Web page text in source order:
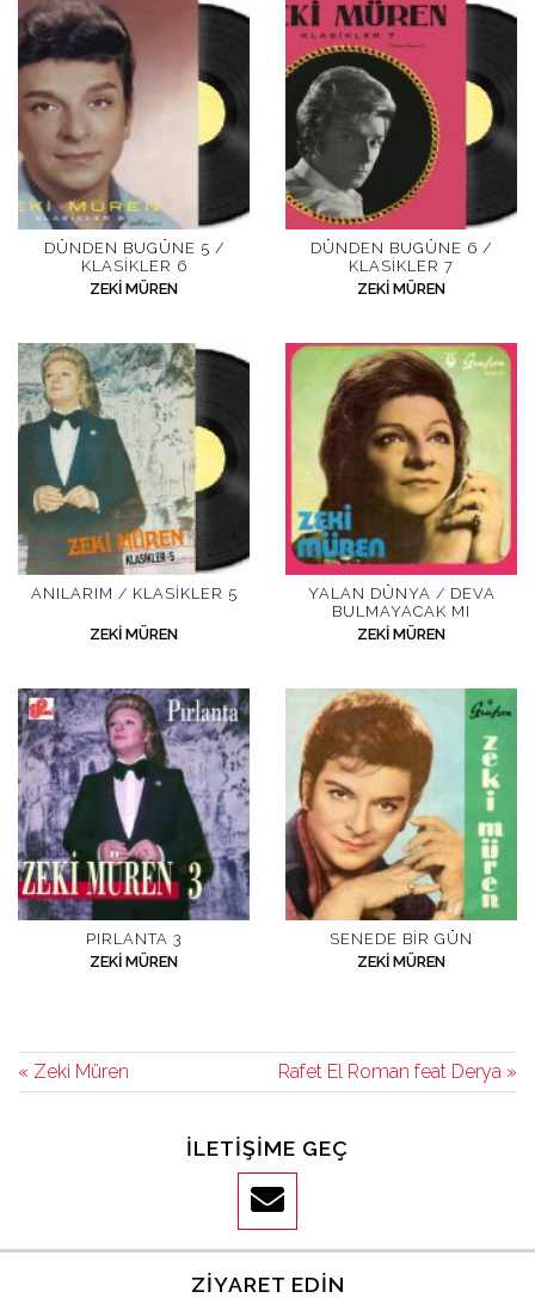
DÜNDEN BUGÜNE 5 /
KLASIKLER 6
ZEKI MÜREN
DÜNDEN BUGÜNE 6 /
KLASIKLER 7
ZEKI MÜREN
ANILARIM / KLASIKLER 5
ZEKI MÜREN
YALAN DÜNYA / DEVA
BULMAYACAK MI
ZEKI MÜREN
PIRLANTA 3
ZEKI MÜREN
SENEDE BIR GÜN
ZEKI MÜREN
« Zeki Müren Rafet El Roman feat Derya »
İLETIŞIME GEÇ
ZIYARET EDIN